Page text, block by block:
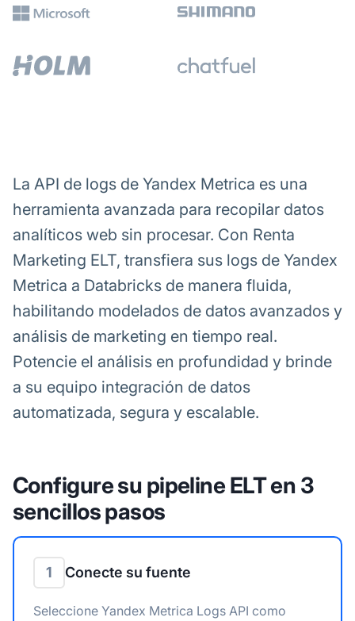
La API de logs de Yandex Metrica es una
herramienta avanzada para recopilar datos
analíticos web sin procesar. Con Renta
Marketing ELT, transfiera sus logs de Yandex
Metrica a Databricks de manera fluida,
habilitando modelados de datos avanzados y
análisis de marketing en tiempo real.
Potencie el análisis en profundidad y brinde
a su equipo integración de datos
automatizada, segura y escalable.
Configure su pipeline ELT en 3
sencillos pasos
1 Conecte su fuente
Seleccione Yandex Metrica Logs API como